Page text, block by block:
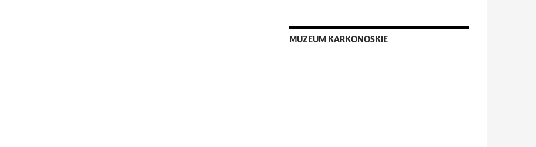
MUZEUM KARKONOSKIE